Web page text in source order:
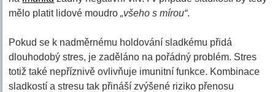
mělo platit lidové moudro„všeho s mírou“.
Pokud se k nadměrnému holdování sladkému přidá
dlouhodobý stres, je zaděláno na pořádný problém. Stres
totiž také nepříznivě ovlivňuje imunitní funkce. Kombinace
sladkostí a stresu tak přináší zvýšené riziko přenosu